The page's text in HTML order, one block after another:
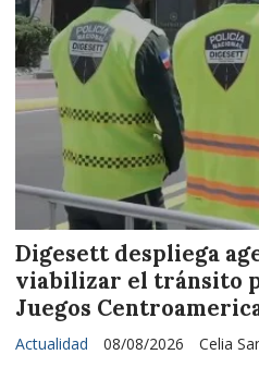
Digesett despliega
viabilizar el tránsito
Juegos
Celia
Actualidad 08/08/2026